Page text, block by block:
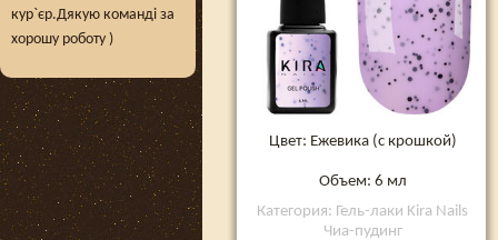
кур`єр.Дякую команді за
хорошу роботу )
Цвет: Ежевика (с крошкой)
Объем: 6 мл
Категория: Гель-лаки Kira Nails
Чиа-пудинг